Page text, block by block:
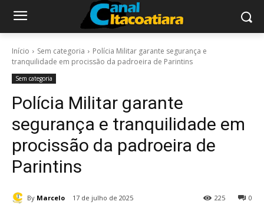
Início Sem categoria
Polícia Militar garante segurança e
tranquilidade em procissão da padroeira de Parintins
Sem categoria
Polícia Militar garante
segurança e tranquilidade em
procissão da padroeira de
Parintins
By Marcelo 17 de julho de 2025 0
225